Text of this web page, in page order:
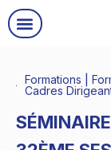
Formations |
Cadres